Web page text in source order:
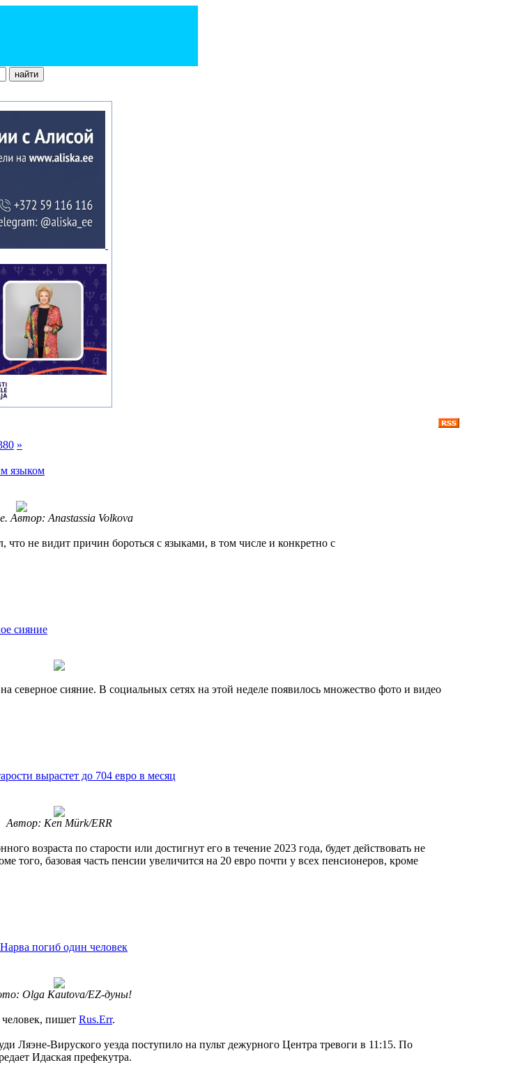
»
языком
Автор: Anastassia Volkova
что не видит причин бороться с языками, в том числе и конкретно с
сияние
сияние. В социальных сетях на этой неделе появилось множество фото и видео
вырастет до 704 евро в месяц
Автор: Ken Mürk/ERR
возраста по старости или достигнут его в течение 2023 года, будет действовать не
базовая часть пенсии увеличится на 20 евро почти у всех пенсионеров, кроме
погиб один человек
Olga Kautova/EZ-дуны!
пишет Rus.Err.
Ляэне-Вируского уезда поступило на пульт дежурного Центра тревоги в 11:15. По
Идаская префекутра.